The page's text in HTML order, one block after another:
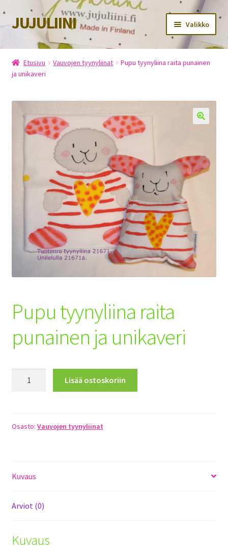
Siirry
navigointiin
Siirry
sisältöön
JUJULIINI Valikko
Etusivu
Kauppa
Ostoskori
Kassa
Tietosuojaseloste
Yhteystiedot
Toimitusehdot
Etusivu Vauvojen tyynyliinat
Pupu tyynyliina raita punainen
ja unikaveri
Pupu tyynyliina raita
punainen ja unikaveri
ja
Lisää ostoskoriin
Osasto: Vauvojen tyynyliinat
Kuvaus
Arviot (0)
Kuvaus